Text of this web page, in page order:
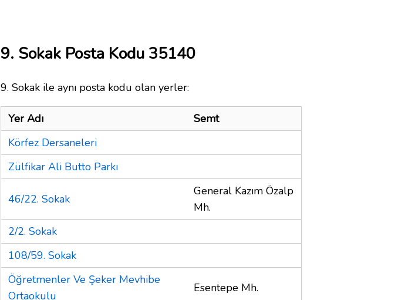
9. Sokak Posta Kodu 35140
9. Sokak ile aynı posta kodu olan yerler:
Yer Adı
Semt
Körfez Dersaneleri
Zülfikar Ali Butto Parkı
46/22. Sokak
General Kazım Özalp
Mh.
2/2. Sokak
108/59. Sokak
Öğretmenler Ve Şeker Mevhibe
Ortaokulu
Esentepe Mh.